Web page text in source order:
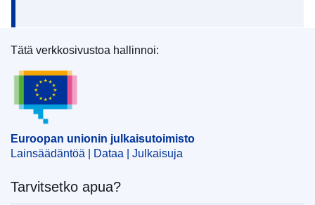
Euroopan unionin julkaisutoimisto
Tätä verkkosivustoa hallinnoi:
Euroopan unionin julkaisutoimisto
Lainsäädäntöä | Dataa | Julkaisuja
Tarvitsetko apua?